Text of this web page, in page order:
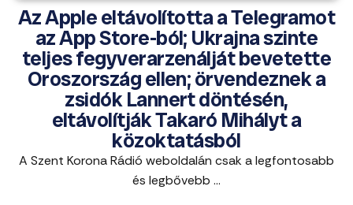
Az Apple eltávolította a Telegramot
az App Store-ból; Ukrajna szinte
teljes fegyverarzenálját bevetette
Oroszország ellen; örvendeznek a
zsidók Lannert döntésén,
eltávolítják Takaró Mihályt a
közoktatásból
A Szent Korona Rádió weboldalán csak a legfontosabb
és legbővebb ...